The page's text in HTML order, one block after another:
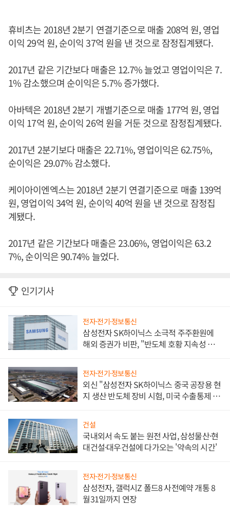
휴비츠는 2018년 2분기 연결기준으로 매출 208억 원, 영업
이익 29억 원, 순이익 37억 원을 낸 것으로 잠정집계됐다.
2017년 같은 기간보다 매출은 12.7% 늘었고 영업이익은 7.
1% 감소했으며 순이익은 5.7% 증가했다.
아바텍은 2018년 2분기 개별기준으로 매출 177억 원, 영업
이익 17억 원, 순이익 26억 원을 거둔 것으로 잠정집계됐다.
2017년 2분기보다 매출은 22.71%, 영업이익은 62.75%,
순이익은 29.07% 감소했다.
케이아이엔엑스는 2018년 2분기 연결기준으로 매출 139억
원, 영업이익 34억 원, 순이익 40억 원을 낸 것으로 잠정집
계됐다.
2017년 같은 기간보다 매출은 23.06%, 영업이익은 63.2
7%, 순이익은 90.74% 늘었다.
인기기사
전자·전기·정보통신
삼성전자 SK하이닉스 소극적 주주환원에
해외 증권가 비판, "반도체 호황 지속성 의
전자·전기·정보통신
외신 "삼성전자 SK하이닉스 중국 공장용 현
지 생산 반도체 장비 시험, 미국 수출통제 대
건설
국내외서 속도 붙는 원전 사업, 삼성물산·현
대건설·대우건설에 다가오는 '약속의 시간'
전자·전기·정보통신
삼성전자, 갤럭시Z 폴드8 사전예약 개통 8
월31일까지 연장